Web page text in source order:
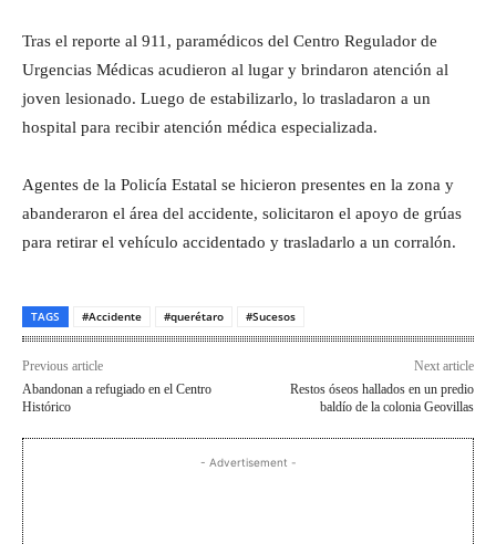
Tras el reporte al 911, paramédicos del Centro Regulador de
Urgencias Médicas acudieron al lugar y brindaron atención al
joven lesionado. Luego de estabilizarlo, lo trasladaron a un
hospital para recibir atención médica especializada.
Agentes de la Policía Estatal se hicieron presentes en la zona y
abanderaron el área del accidente, solicitaron el apoyo de grúas
para retirar el vehículo accidentado y trasladarlo a un corralón.
TAGS #Accidente #querétaro #Sucesos
Previous article
Abandonan a refugiado en el Centro
Histórico
Next article
Restos óseos hallados en un predio
baldío de la colonia Geovillas
- Advertisement -